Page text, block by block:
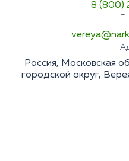
8 (800)
Россия, Московская
городской округ,